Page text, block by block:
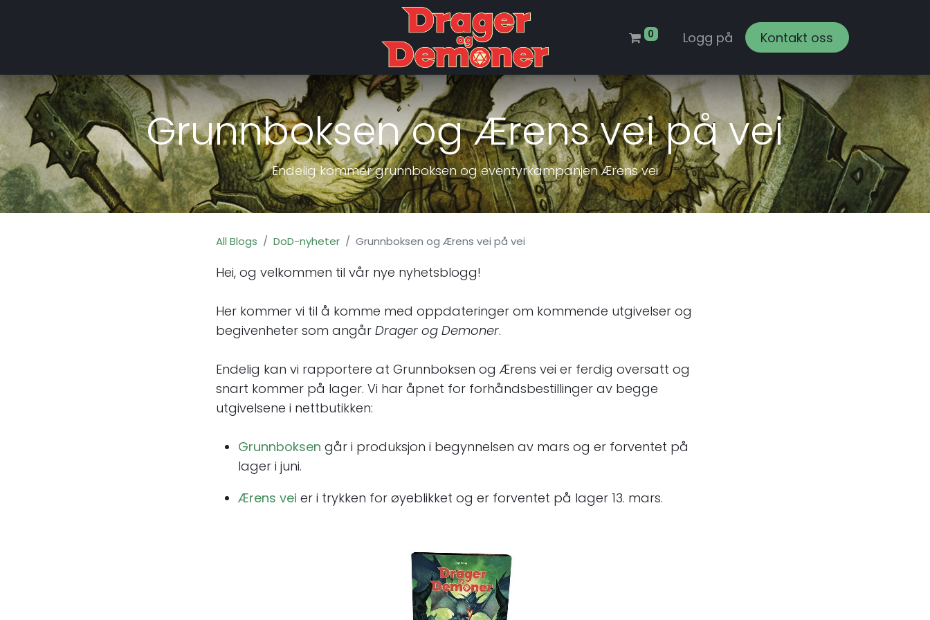
0 Logg på Kontakt oss
Nedlastinger
Grunnboksen og Ærens vei på vei
Endelig kommer grunnboksen og eventyrkampanjen Ærens vei
All Blogs DoD-nyheter Grunnboksen og Ærens vei på vei
Hei, og velkommen til vår nye nyhetsblogg!
Her kommer vi til å komme med oppdateringer om kommende utgivelser og
begivenheter som angår Drager og Demoner.
Endelig kan vi rapportere at Grunnboksen og Ærens vei er ferdig oversatt og
snart kommer på lager. Vi har åpnet for forhåndsbestillinger av begge
utgivelsene i nettbutikken:
Grunnboksen går i produksjon i begynnelsen av mars og er forventet på
lager i juni.
Ærens vei er i trykken for øyeblikket og er forventet på lager 13. mars.